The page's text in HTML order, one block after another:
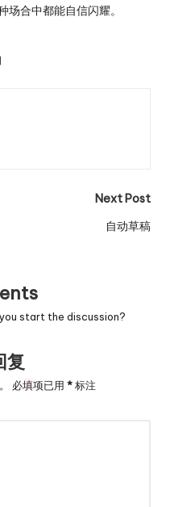
合中都能自信闪耀。
Next Post
自动草稿
start the discussion?
复
必填项已用 *标注